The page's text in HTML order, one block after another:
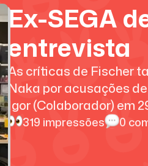
Ex-SEGA
entrevista
As críticas de Fischer
Naka por acusações
Igor (Colaborador) em
319 impressões 0